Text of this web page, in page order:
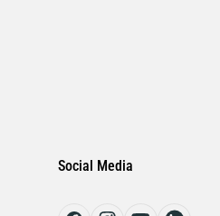
Social Media